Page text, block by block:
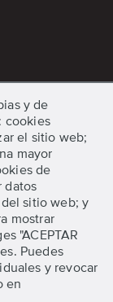
y de
cookies
el sitio web;
mayor
de
datos
sitio web; y
mostrar
"ACEPTAR
Puedes
y revocar
en